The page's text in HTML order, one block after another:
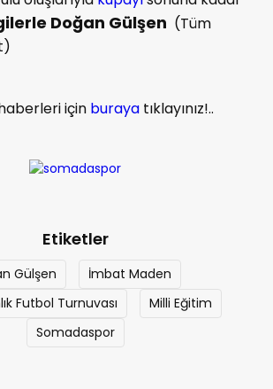
Doğan Gülşen (Tüm
için buraya tıklayınız!..
Etiketler
Gülşen
İmbat Maden
Futbol Turnuvası
Milli Eğitim
Somadaspor